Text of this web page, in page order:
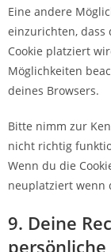
Eine andere
einzurichten, dass
Cookie platziert
Möglichkeiten
deines Browsers.
Bitte nimm zur
nicht richtig
Wenn du die
neuplatziert wenn
9. Deine